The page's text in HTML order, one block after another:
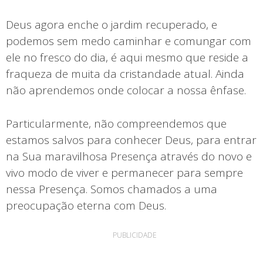
Deus agora enche o jardim recuperado, e
podemos sem medo caminhar e comungar com
ele no fresco do dia, é aqui mesmo que reside a
fraqueza de muita da cristandade atual. Ainda
não aprendemos onde colocar a nossa ênfase.
Particularmente, não compreendemos que
estamos salvos para conhecer Deus, para entrar
na Sua maravilhosa Presença através do novo e
vivo modo de viver e permanecer para sempre
nessa Presença. Somos chamados a uma
preocupação eterna com Deus.
PUBLICIDADE